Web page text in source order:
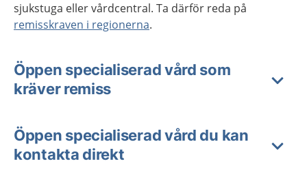
sjukstuga eller vårdcentral. Ta därför reda på
remisskraven i regionerna.
Öppen specialiserad vård som
kräver remiss
Öppen specialiserad vård du kan
kontakta direkt